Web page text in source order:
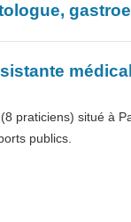
praticiens) situé à
publics.